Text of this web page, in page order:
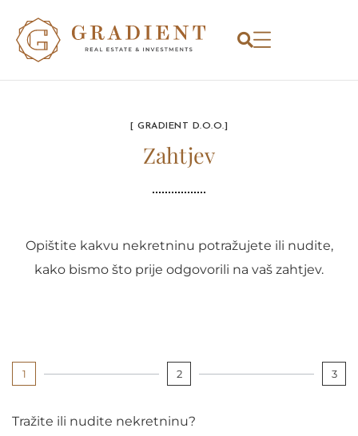
[ GRADIENT D.O.O.]
Zahtjev
Opištite kakvu nekretninu potražujete ili nudite,
kako bismo što prije odgovorili na vaš zahtjev.
1 2 3
Tražite ili nudite nekretninu?